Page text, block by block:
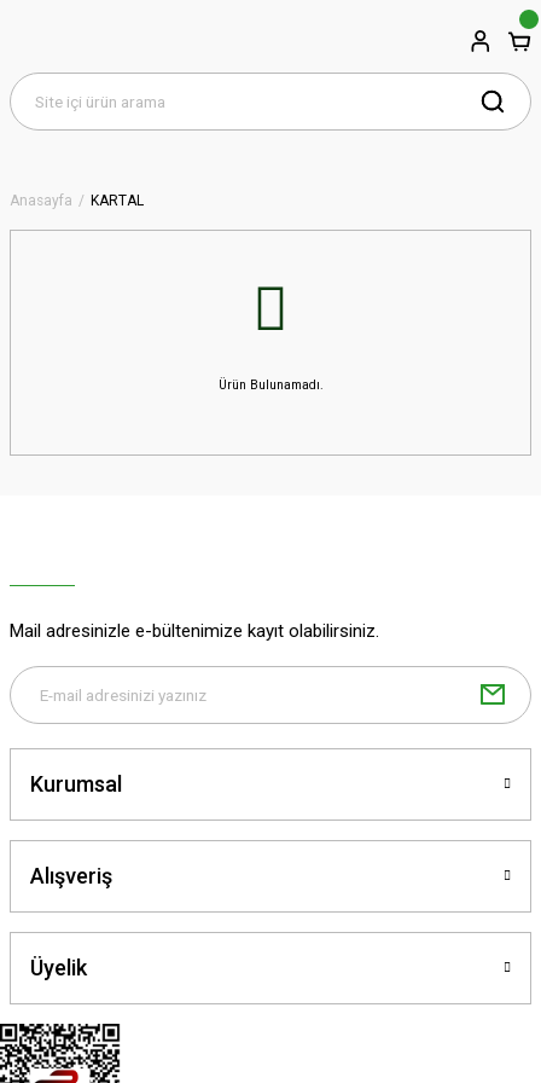
Anasayfa KARTAL
Ürün Bulunamadı.
Mail adresinizle e-bültenimize kayıt olabilirsiniz.
Kurumsal
Alışveriş
Üyelik